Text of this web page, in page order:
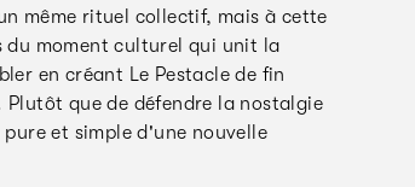
même rituel collectif, mais à cette
du moment culturel qui unit la
en créant Le Pestacle de fin
Plutôt que de défendre la nostalgie
et simple d'une nouvelle